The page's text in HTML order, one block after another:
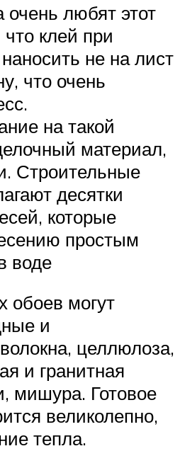
очень любят этот
клей при
не на лист
что очень
на такой
материал,
Строительные
десятки
которые
простым
воде
обоев могут
и
целлюлоза,
и гранитная
мишура. Готовое
великолепно,
тепла.